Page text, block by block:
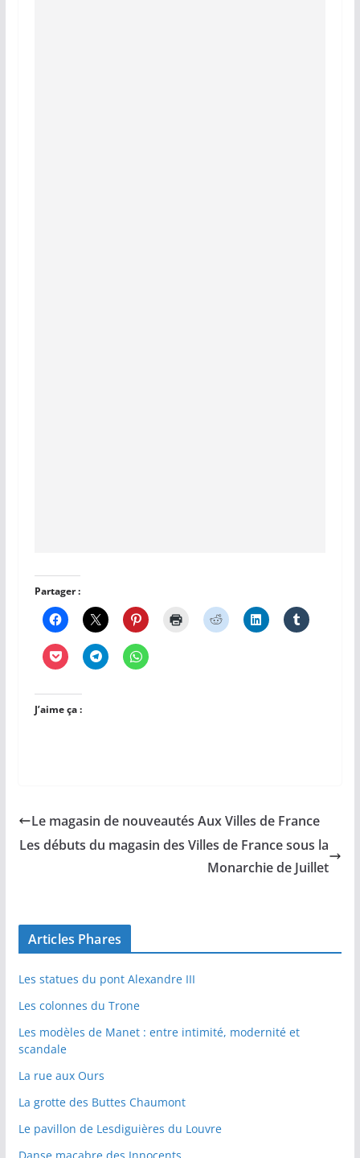
Partager :
J’aime ça :
Le magasin de nouveautés Aux Villes de France
Les débuts du magasin des Villes de France sous la
Monarchie de Juillet
Articles Phares
Les statues du pont Alexandre III
Les colonnes du Trone
Les modèles de Manet : entre intimité, modernité et
scandale
La rue aux Ours
La grotte des Buttes Chaumont
Le pavillon de Lesdiguières du Louvre